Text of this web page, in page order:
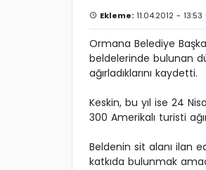
Ekleme: 11.04.2012 - 13:53
Ormana Belediye
beldelerinde bulunan
ağırladıklarını kaydetti.
Keskin, bu yıl ise 24
300 Amerikalı turisti
Beldenin sit alanı ilan
katkıda bulunmak